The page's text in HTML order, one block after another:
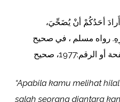
أحَدُكُمْ أنْ يُضَحِّيَ،
رواه مسلم ، في صحيح
صحيح
“Apabila kamu melihat
salah seorang diantara